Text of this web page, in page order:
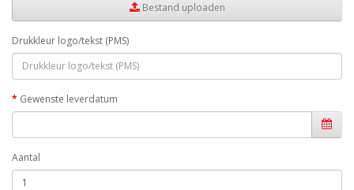
Bestand uploaden
Drukkleur logo/tekst (PMS)
Gewenste leverdatum
Aantal